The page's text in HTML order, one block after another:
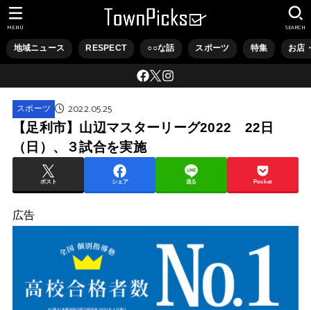
地域ニュース RESPECT ○○な話 スポーツ 特集 お店
SEARCH
MENU
スポーツ 2022.05.25
【足利市】山辺マスターリーグ2022 22日
（日）、３試合を実施
ポスト シェア 送る Pocket
広告